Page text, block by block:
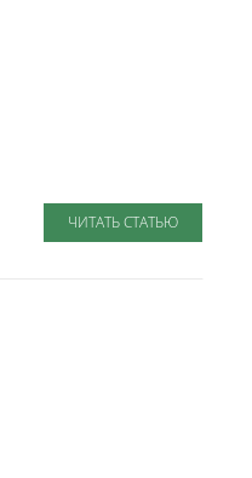
ЧИТАТЬ СТАТЬЮ